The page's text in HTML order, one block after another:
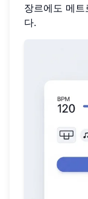
장르에도 메
다.